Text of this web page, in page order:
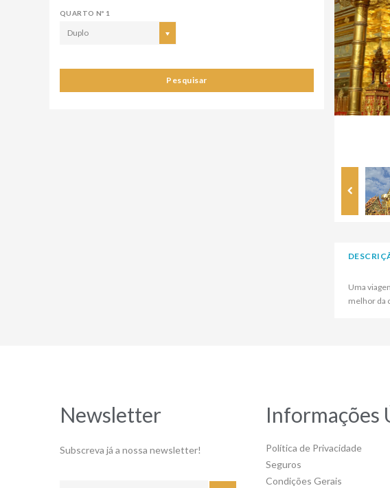
QUARTO Nº 1
Duplo
Pesquisar
Uma
melhor da
Newsletter
Subscreva já a nossa newsletter!
Informações
Política de Privacidade
Seguros
Condições Gerais